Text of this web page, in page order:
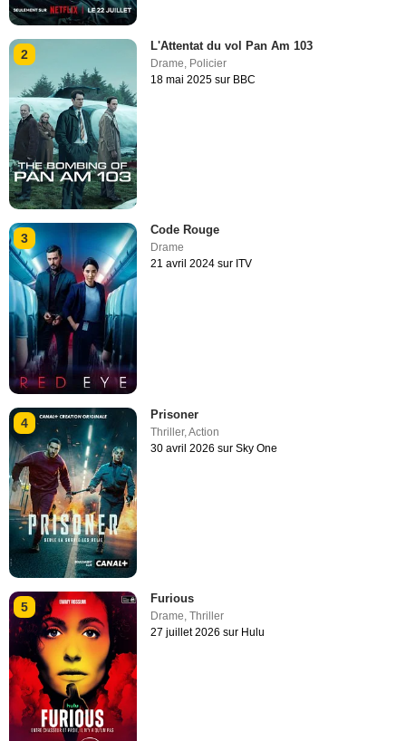
2
L'Attentat du vol Pan Am 103
Drame, Policier
18 mai 2025 sur BBC
3
Code Rouge
Drame
21 avril 2024 sur ITV
4
Prisoner
Thriller,Action
30 avril 2026 sur Sky One
5
Furious
Drame,Thriller
27 juillet 2026 sur Hulu